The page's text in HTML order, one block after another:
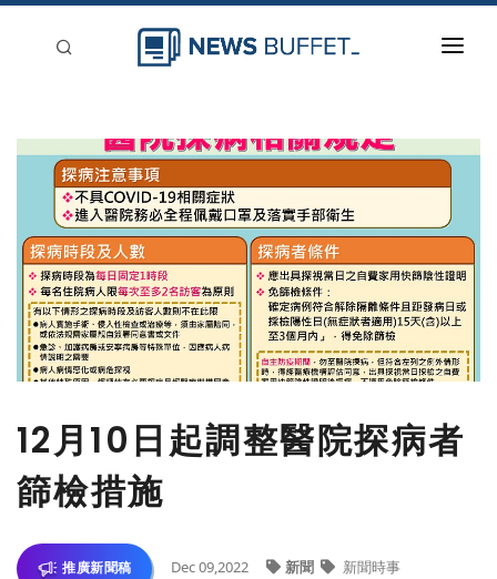
新聞稿分類
登入
刊登
12月10日起調整醫院探病者
篩檢措施
推廣新聞稿 Dec 09,2022 新聞 新聞時事